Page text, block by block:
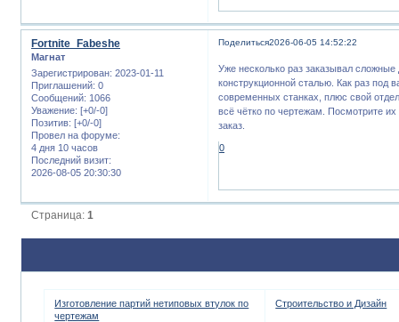
Поделиться2026-06-05 14:52:22
Fortnite_Fabeshe
Магнат
Зарегистрирован: 2023-01-11
Приглашений: 0
Сообщений: 1066
Уважение: [+0/-0]
Позитив: [+0/-0]
Провел на форуме:
4 дня 10 часов
Последний визит:
2026-08-05 20:30:30
Уже несколько раз заказывал
конструкционной сталью. Как раз под
современных станках, плюс свой
всё чётко по чертежам. Посмотрите
заказ.
0
Страница:1
Изготовление партий нетиповых втулок по
чертежам
Строительство и Дизайн